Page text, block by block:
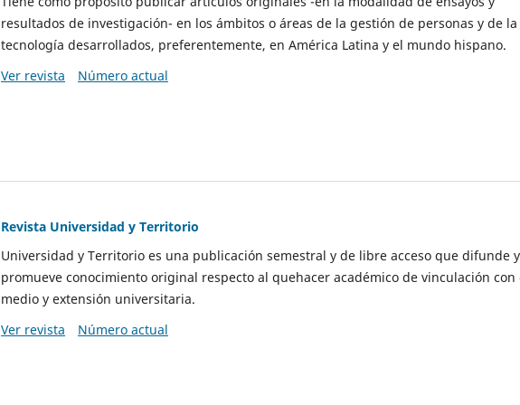
resultados de investigación- en los ámbitos o áreas de la gestión de personas y de la
tecnología desarrollados, preferentemente, en América Latina y el mundo hispano.
Ver revista
Número actual
Revista Universidad y Territorio
Universidad y Territorio es una publicación semestral y de libre acceso que difunde y
promueve conocimiento original respecto al quehacer académico de vinculación con
medio y extensión universitaria.
Ver revista
Número actual